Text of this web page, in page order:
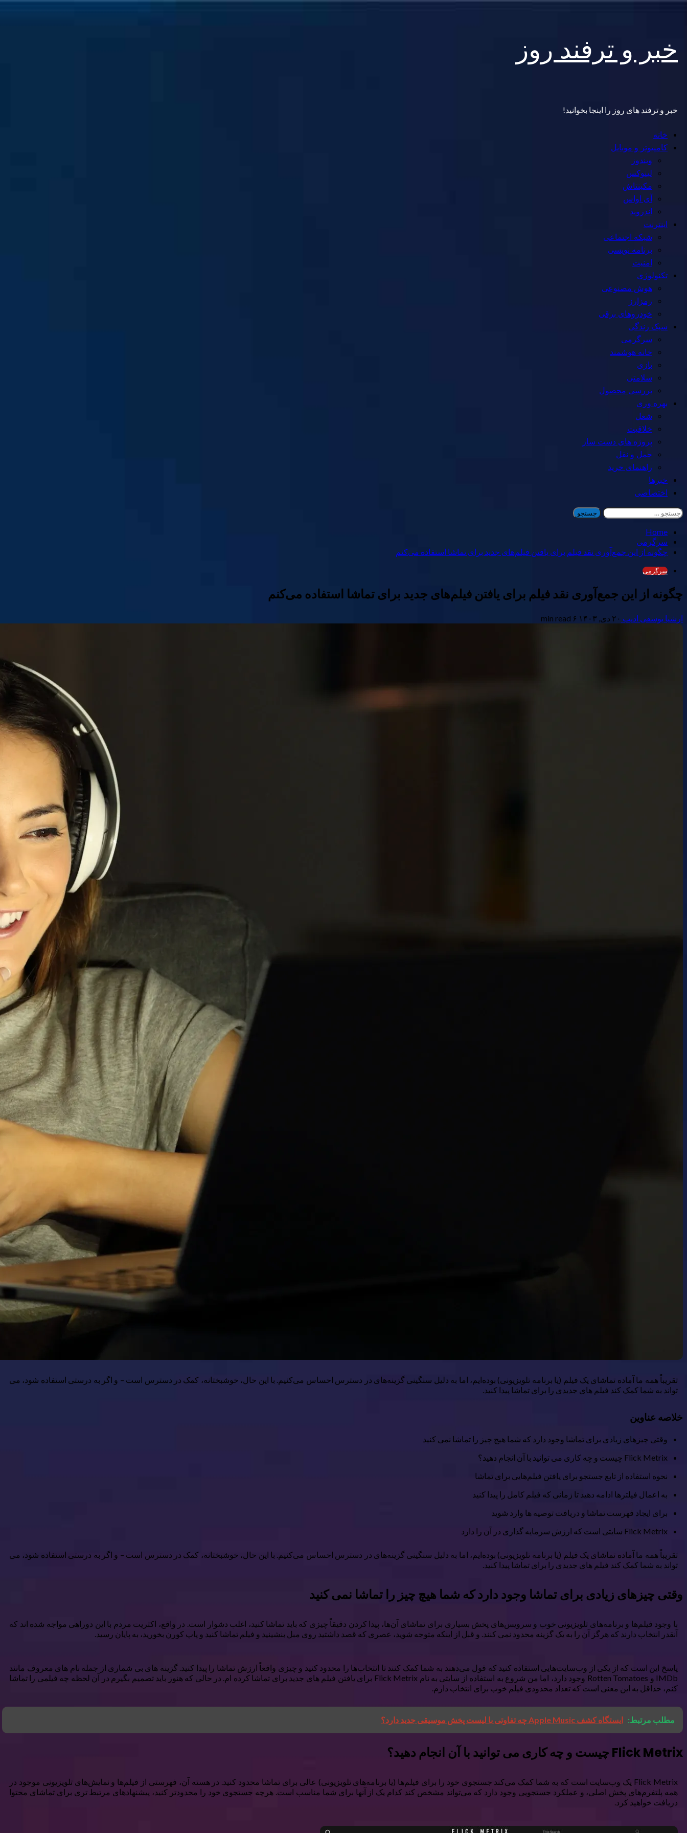
content
خبر و ترفند روز
خبر و ترفند های روز را اینجا بخوانید!
Primary
Menu
خانه
کامپیوتر و موبایل
ویندوز
لینوکس
مکینتاش
آی اواس
اندروید
اینترنت
شبکه اجتماعی
برنامه نویسی
امنیت
تکنولوژی
هوش مصنوعی
رمزارز
خودروهای برقی
سبک زندگی
سرگرمی
خانه هوشمند
بازی
سلامتی
بررسی محصول
بهره وری
شغل
خلاقیت
پروژه های دست ساز
حمل و نقل
راهنمای خرید
خبرها
اختصاصی
جستجو
برای:
Home
سرگرمی
چگونه از این جمع‌آوری نقد فیلم برای یافتن فیلم‌های جدید برای تماشا استفاده می‌کنم
سرگرمی
چگونه از این جمع‌آوری نقد فیلم برای یافتن فیلم‌های جدید برای تماشا استفاده می‌کنم
ارشیا یوسفی ادیب ۲۰ دی, ۱۴۰۳ ۶ min read
تقریباً همه ما آماده تماشای یک فیلم (یا برنامه تلویزیونی) بوده‌ایم، اما به دلیل سنگینی گزینه‌های در دسترس احساس می‌کنیم. با این حال، خوشبختانه، کمک در دسترس است – و اگر به درستی استفاده شود، می
تواند به شما کمک کند فیلم های جدیدی را برای تماشا پیدا کنید.
خلاصه عناوین
وقتی چیزهای زیادی برای تماشا وجود دارد که شما هیچ چیز را تماشا نمی کنید
Flick Metrix چیست و چه کاری می توانید با آن انجام دهید؟
نحوه استفاده از تابع جستجو برای یافتن فیلم‌هایی برای تماشا
به اعمال فیلترها ادامه دهید تا زمانی که فیلم کامل را پیدا کنید
برای ایجاد فهرست تماشا و دریافت توصیه ها وارد شوید
Flick Metrix سایتی است که ارزش سرمایه گذاری در آن را دارد
تقریباً همه ما آماده تماشای یک فیلم (یا برنامه تلویزیونی) بوده‌ایم، اما به دلیل سنگینی گزینه‌های در دسترس احساس می‌کنیم. با این حال، خوشبختانه، کمک در دسترس است – و اگر به درستی استفاده شود، می
تواند به شما کمک کند فیلم های جدیدی را برای تماشا پیدا کنید.
وقتی چیزهای زیادی برای تماشا وجود دارد که شما هیچ چیز را تماشا نمی کنید
با وجود فیلم‌ها و برنامه‌های تلویزیونی خوب و سرویس‌های پخش بسیاری برای تماشای آن‌ها، پیدا کردن دقیقاً چیزی که باید تماشا کنید، اغلب دشوار است. در واقع، اکثریت مردم با این دوراهی مواجه شده اند که
آنقدر انتخاب دارند که هرگز آن را به یک گزینه محدود نمی کنند. و قبل از اینکه متوجه شوید، عصری که قصد داشتید روی مبل بنشینید و فیلم تماشا کنید و پاپ کورن بخورید، به پایان رسید.
پاسخ این است که از یکی از وب‌سایت‌هایی استفاده کنید که قول می‌دهند به شما کمک کنند تا انتخاب‌ها را محدود کنید و چیزی واقعاً ارزش تماشا را پیدا کنید. گزینه های بی شماری از جمله نام های معروف مانند
IMDb و Rotten Tomatoes وجود دارد، اما من شروع به استفاده از سایتی به نام Flick Metrix برای یافتن فیلم های جدید برای تماشا کرده ام. در حالی که هنوز باید تصمیم بگیرم در آن لحظه چه فیلمی را تماشا
کنم، حداقل به این معنی است که تعداد محدودی فیلم خوب برای انتخاب دارم.
مطلب مرتبط: ایستگاه کشف Apple Music چه تفاوتی با لیست پخش موسیقی جدید دارد؟
Flick Metrix چیست و چه کاری می توانید با آن انجام دهید؟
Flick Metrix یک وب‌سایت است که به شما کمک می‌کند جستجوی خود را برای فیلم‌ها (یا برنامه‌های تلویزیونی) عالی برای تماشا محدود کنید. در هسته آن، فهرستی از فیلم‌ها و نمایش‌های تلویزیونی موجود در
همه پلتفرم‌های پخش اصلی، و عملکرد جستجویی وجود دارد که می‌تواند مشخص کند کدام یک از آنها برای شما مناسب است. هرچه جستجوی خود را محدودتر کنید، پیشنهادهای مرتبط تری برای تماشای محتوا
دریافت خواهید کرد.